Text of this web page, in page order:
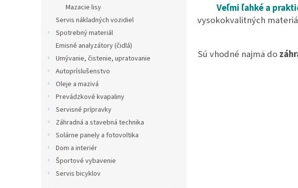
Mazacie lisy
Servis nákladných vozidiel
Spotrebný materiál
Emisné analyzátory (čidlá)
Umývanie, čistenie, upratovanie
Autopríslušenstvo
Oleje a mazivá
Prevádzkové kvapaliny
Servisné prípravky
Záhradná a stavebná technika
Solárne panely a fotovoltika
Dom a interiér
Športové vybavenie
Servis bicyklov
Veľmi ľahké a
vysokokvalitných
Sú vhodné najmä do